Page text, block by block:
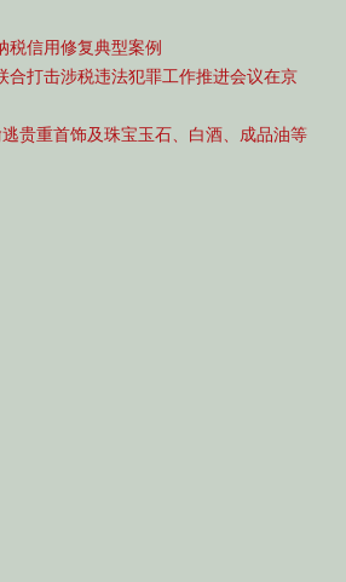
税信用修复典型案例
合打击涉税违法犯罪工作推进会议在京
贵重首饰及珠宝玉石、白酒、成品油等